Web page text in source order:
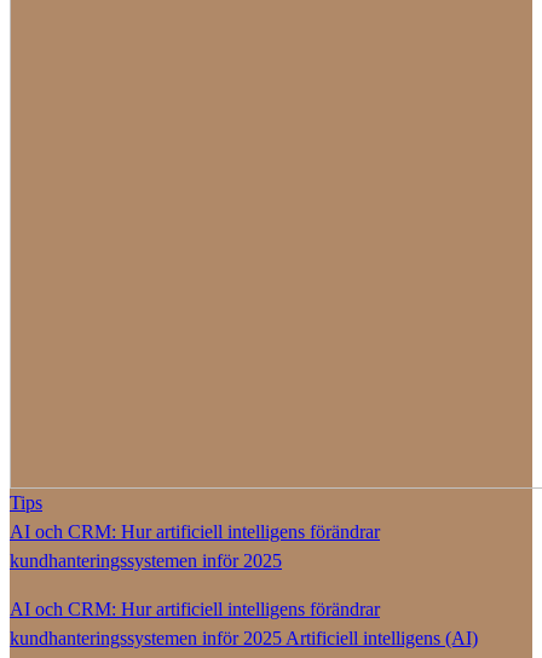
Tips
AI och CRM: Hur artificiell intelligens förändrar
kundhanteringssystemen inför 2025
AI och CRM: Hur artificiell intelligens förändrar
kundhanteringssystemen inför 2025 Artificiell intelligens (AI)